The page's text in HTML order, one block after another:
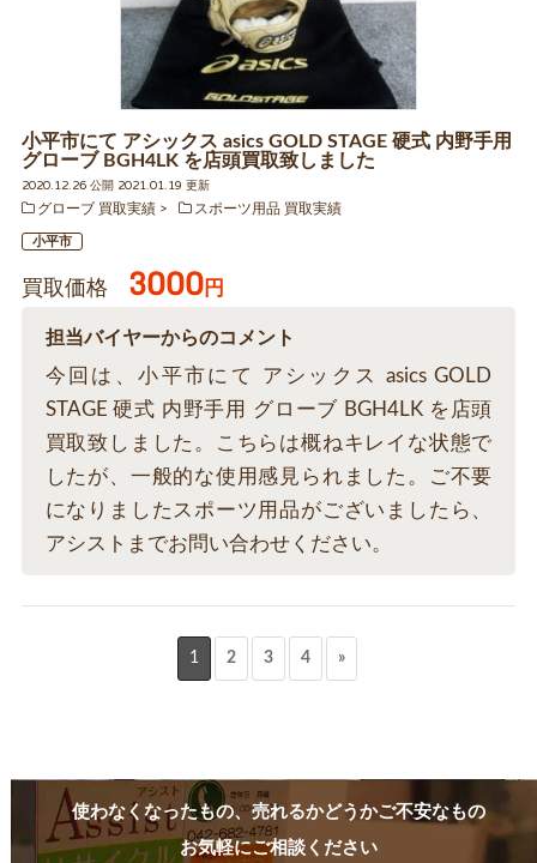
小平市にて アシックス asics GOLD STAGE 硬式 内野手用
グローブ BGH4LK を店頭買取致しました
2020.12.26 公開 2021.01.19 更新
グローブ 買取実績
スポーツ用品 買取実績
小平市
買取価格 3000円
担当バイヤーからのコメント
今回は、小平市にて アシックス asics GOLD
STAGE 硬式 内野手用 グローブ BGH4LK を店頭
買取致しました。こちらは概ねキレイな状態で
したが、一般的な使用感見られました。ご不要
になりましたスポーツ用品がございましたら、
アシストまでお問い合わせください。
1 2 3 4 »
使わなくなったもの、売れるかどうかご不安なもの
お気軽にご相談ください